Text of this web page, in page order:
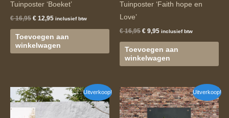
Tuinposter ‘Boeket’
€16,95 € 12,95 inclusief btw
Toevoegen aan
winkelwagen
Tuinposter ‘Faith hope en
Love’
€16,95 € 9,95 inclusief btw
Toevoegen aan
winkelwagen
Uitverkoop!
Oorspronkelijke
prijs
was:
€ 16,95.
Huidige
prijs
is:
Uitverkoop!
Oorspronkelijke
prijs
was:
€ 16,95.
Huidige
prijs
is:
€ 12,95.